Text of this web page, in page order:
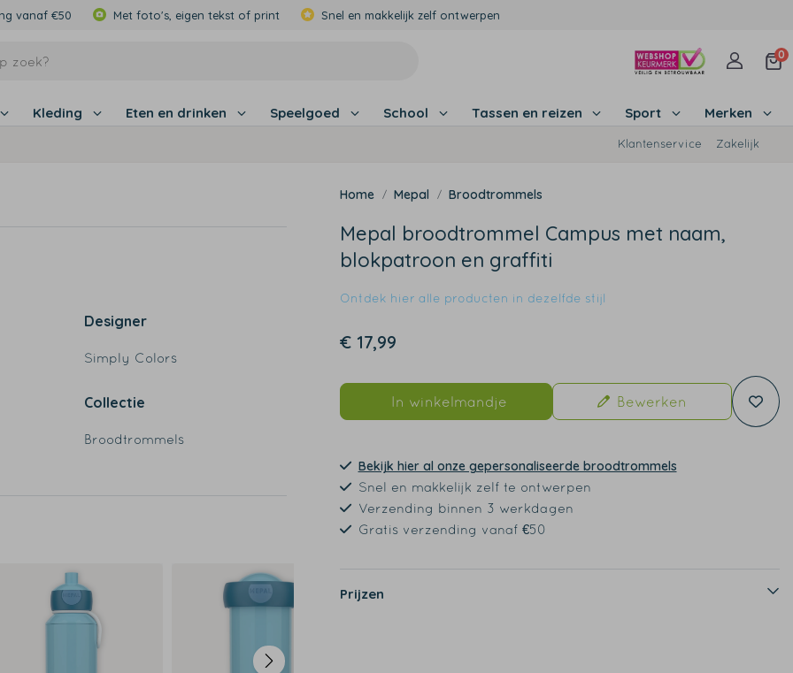
vanaf €50 Met foto's, eigen tekst of print Snel en makkelijk zelf ontwerpen
0
Kleding Eten en drinken Speelgoed School Tassen en reizen Sport Merken
Klantenservice Zakelijk
Designer
Simply Colors
Collectie
Broodtrommels
Mepal Broodtrommels
Mepal broodtrommel Campus met naam,
blokpatroon en graffiti
Ontdek hier alle producten in dezelfde stijl
€ 17,99
In winkelmandje Bewerken
Bekijk hier al onze gepersonaliseerde broodtrommels
Snel en makkelijk zelf te ontwerpen
Verzending binnen 3 werkdagen
Gratis verzending vanaf €50
Prijzen